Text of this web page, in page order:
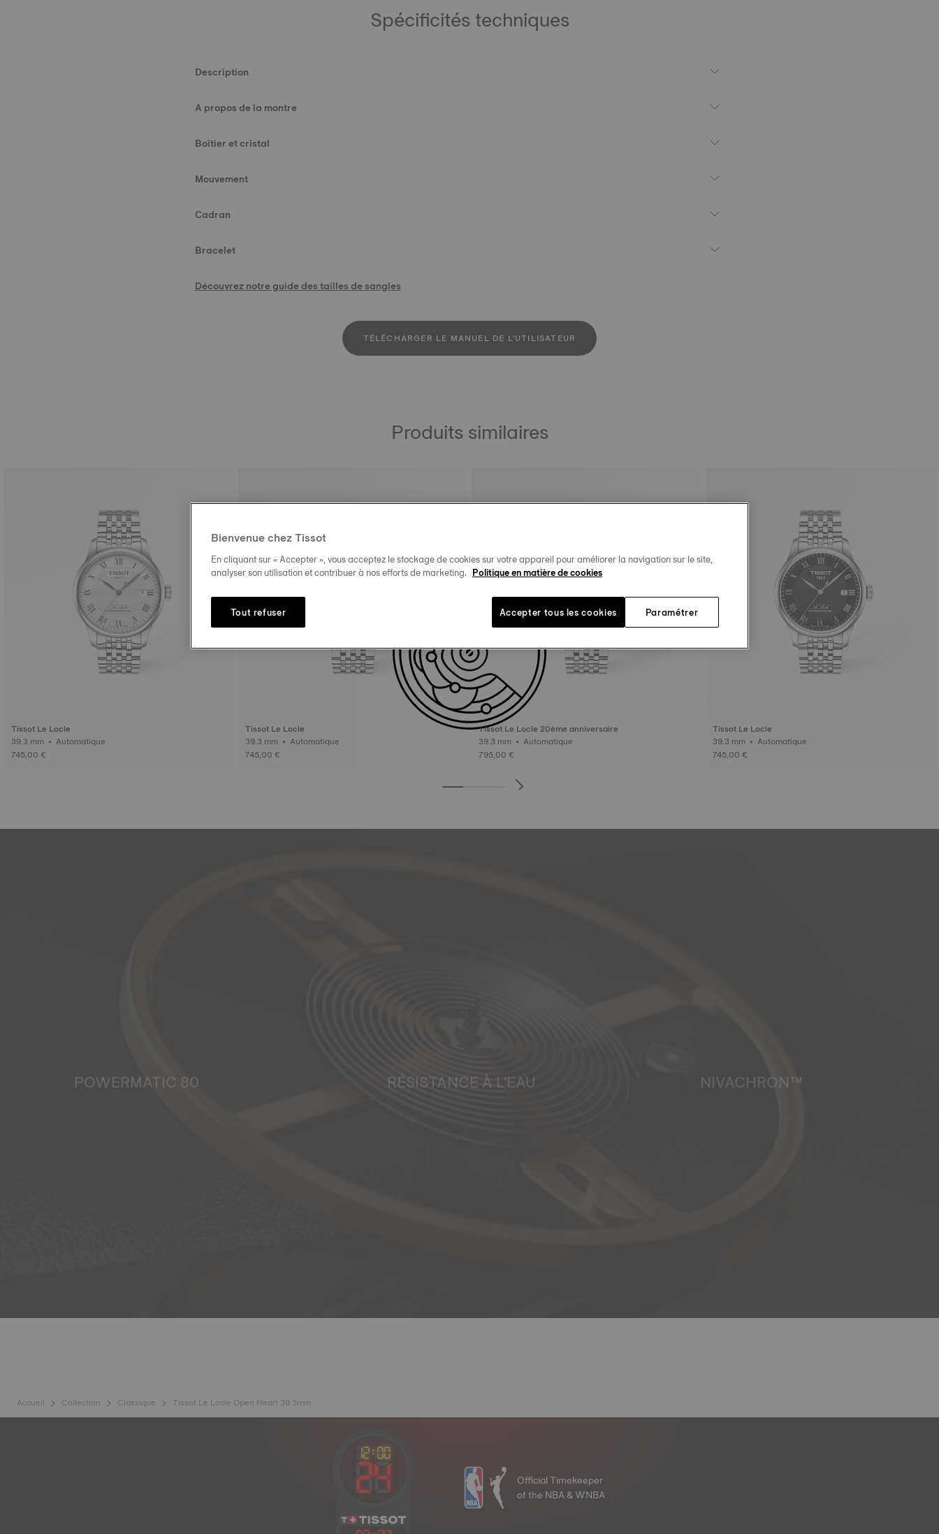
Spécificités techniques
Description
A propos de la montre
Boîtier et cristal
Mouvement
Cadran
Bracelet
Découvrez notre guide des tailles de sangles
TÉLÉCHARGER LE MANUEL DE L'UTILISATEUR
Produits similaires
Tissot Le Locle
39.3 mm • Automatique
745,00 €
Tissot Le Locle
39.3 mm • Automatique
745,00 €
Tissot Le Locle 20ème anniversaire
39.3 mm • Automatique
795,00 €
Tissot Le Locle
39.3 mm • Automatique
745,00 €
POWERMATIC 80 RÉSISTANCE À L'EAU NIVACHRON™
Accueil Collection Classique Tissot Le Locle Open Heart 39.3mm
Official Timekeeper
of the NBA & WNBA
Bienvenue chez Tissot
En cliquant sur « Accepter », vous acceptez le stockage de cookies sur votre appareil pour améliorer la navigation sur le site,
analyser son utilisation et contribuer à nos efforts de marketing. Politique en matière de cookies
Paramétrer
Tout refuser Accepter tous les cookies